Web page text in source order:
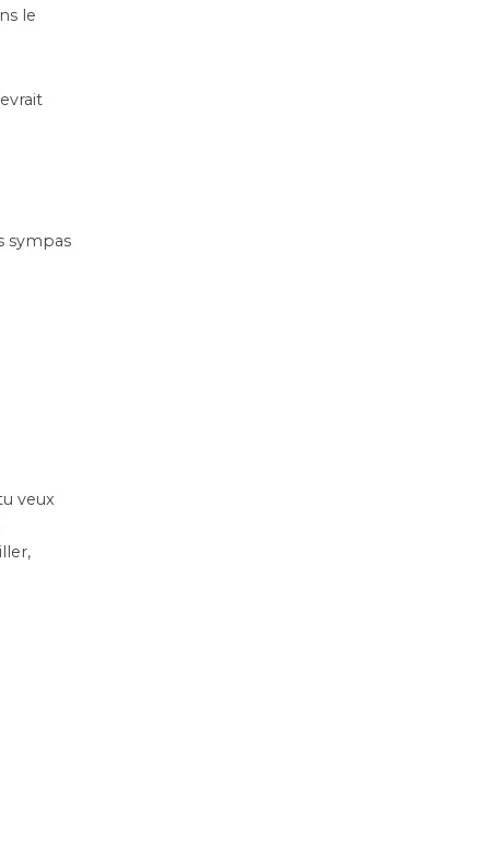
le
sympas
veux